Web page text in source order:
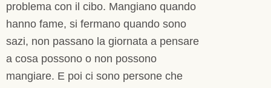
problema con il cibo. Mangiano quando
hanno fame, si fermano quando sono
sazi, non passano la giornata a pensare
a cosa possono o non possono
mangiare. E poi ci sono persone che